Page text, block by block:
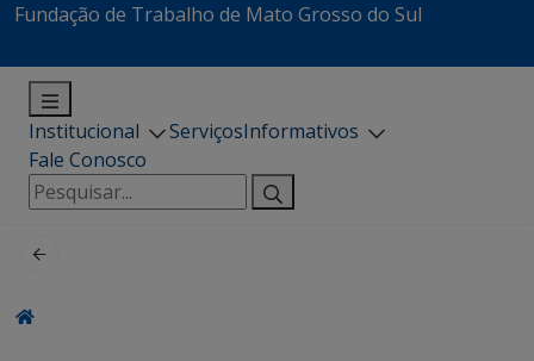
Fundação de Trabalho de Mato Grosso do Sul
Institucional ServiçosInformativos
Fale Conosco
Pesquisar
por: